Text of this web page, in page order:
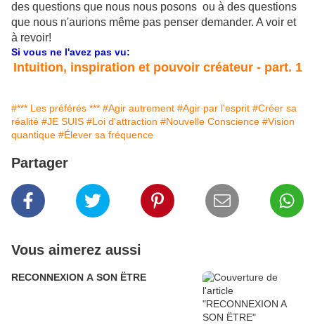
des questions que nous nous posons ou à des questions
que nous n'aurions même pas penser demander. A voir et
à revoir!
Si vous ne l'avez pas vu:
Intuition, inspiration et pouvoir créateur - part. 1
#*** Les préférés *** #Agir autrement #Agir par l'esprit #Créer sa
réalité #JE SUIS #Loi d'attraction #Nouvelle Conscience #Vision
quantique #Élever sa fréquence
Partager
Vous aimerez aussi
RECONNEXION A SON ËTRE